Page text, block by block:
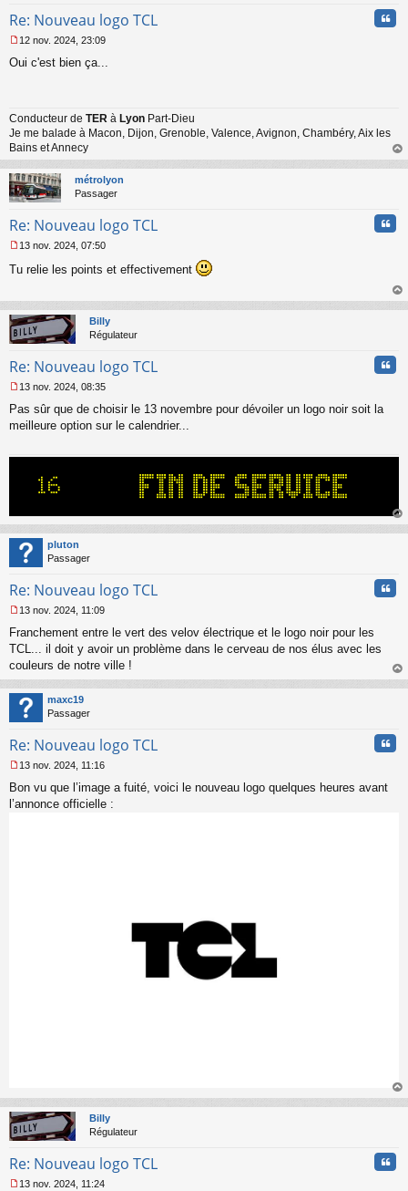
Re: Nouveau logo TCL
e
g
e
n
o
n
l
u
12 nov. 2024, 23:09
Oui c'est bien ça...
Conducteur de TER à Lyon Part-Dieu
Je me balade à Macon, Dijon, Grenoble, Valence, Avignon, Chambéry, Aix les
Bains et Annecy
au
métrolyon
Passager
Re: Nouveau logo TCL
e
a
g
e
o
l
u
13 nov. 2024, 07:50
Tu relie les points et effectivement
au
Billy
Régulateur
Re: Nouveau logo TCL
e
s
n
l
u
13 nov. 2024, 08:35
Pas sûr que de choisir le 13 novembre pour dévoiler un logo noir soit la
meilleure option sur le calendrier...
au
pluton
Passager
Re: Nouveau logo TCL
e
s
s
g
e
n
n
u
13 nov. 2024, 11:09
Franchement entre le vert des velov électrique et le logo noir pour les
TCL... il doit y avoir un problème dans le cerveau de nos élus avec les
couleurs de notre ville !
au
maxc19
Passager
Re: Nouveau logo TCL
e
s
13 nov. 2024, 11:16
Bon vu que l’image a fuité, voici le nouveau logo quelques heures avant
l’annonce officielle :
au
Billy
Régulateur
Re: Nouveau logo TCL
13 nov. 2024, 11:24